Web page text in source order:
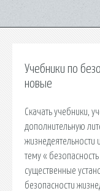
Учебники по
новые
Скачать учебники,
дополнительную
жизнедеятельности
тему «
существенные
безопасности